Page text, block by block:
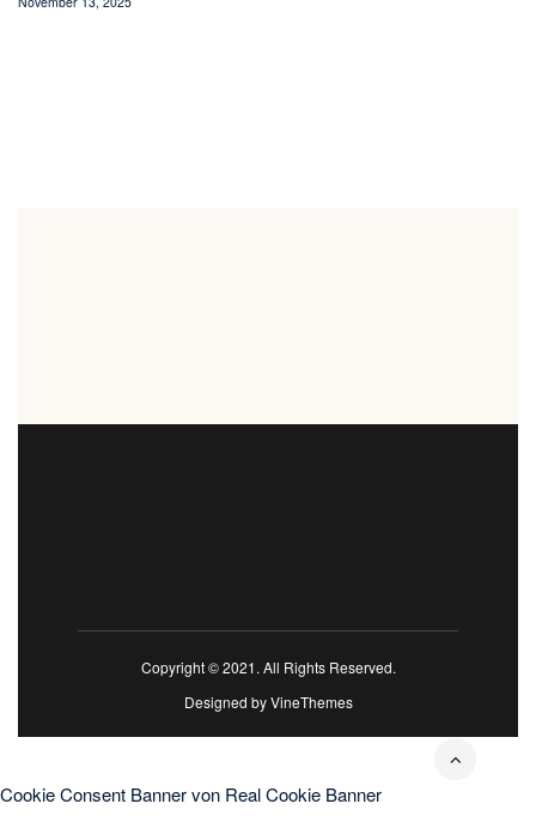
Copyright © 2021. All Rights Reserved.
Designed byVineThemes
Cookie Consent Banner von Real Cookie Banner